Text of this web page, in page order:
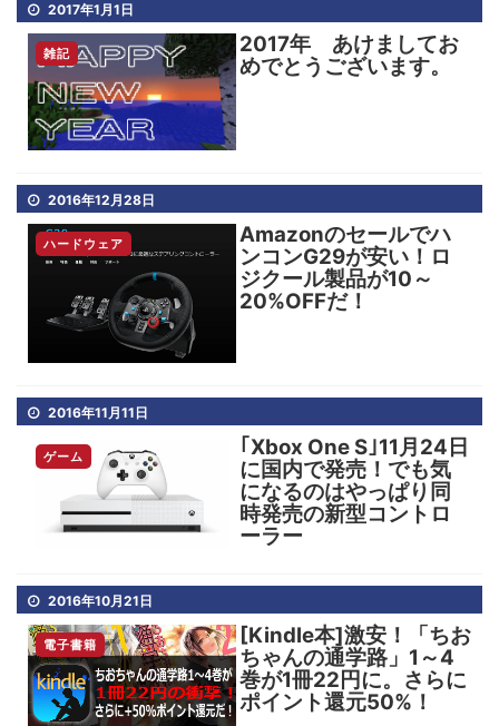
2017年1月1日
雑記
2017年 あけましてお
めでとうございます。
2016年12月28日
ハードウェア
Amazonのセールでハ
ンコンG29が安い！ロ
ジクール製品が10～
20%OFFだ！
2016年11月11日
ゲーム
｢Xbox One S｣11月24日
に国内で発売！でも気
になるのはやっぱり同
時発売の新型コントロ
ーラー
2016年10月21日
電子書籍
[Kindle本]激安！「ちお
ちゃんの通学路」1～4
巻が1冊22円に。さらに
ポイント還元50%！